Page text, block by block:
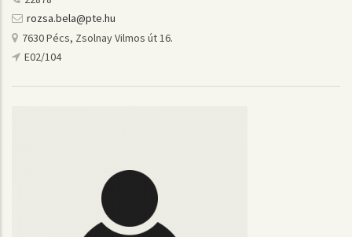
rozsa.bela@pte.hu
7630 Pécs, Zsolnay Vilmos út 16.
E02/104